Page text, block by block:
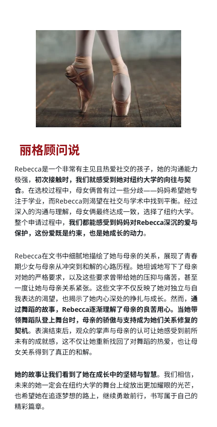
丽格顾问说
Rebecca是一个非常有主见且热爱社交的孩子，她的沟通能力
极强， 初次接触时，我们就感受到她对纽约大学的向往与契
合。在选校过程中，母女俩曾有过一些分歧——妈妈希望她专
注于学业，而Rebecca则渴望在社交与学术中找到平衡。经过
深入的沟通与理解，母女俩最终达成一致，选择了纽约大学。
整个申请过程中， 我们都能感受到妈妈对Rebecca深沉的爱与
保护，这份爱既是约束，也是她成长的动力。
Rebecca在文书中细腻地描绘了她与母亲的关系，展现了青春
期少女与母亲从冲突到和解的心路历程。她坦诚地写下了母亲
对她的严格要求，以及这些要求曾带给她的压抑与痛苦，甚至
一度让她与母亲关系紧张。这些文字不仅反映了她对独立与自
我表达的渴望，也揭示了她内心深处的挣扎与成长。然而， 通
过舞蹈的故事，Rebecca逐渐理解了母亲的良苦用心。当她带
领舞蹈队登上舞台时，母亲的骄傲与支持成为她们关系修复的
契机。表演结束后，观众的掌声与母亲的认可让她感受到前所
未有的成就感，这不仅让她重新找回了对舞蹈的热爱，也让母
女关系得到了真正的和解。
她的故事让我们看到了她在成长中的坚韧与智慧。我们相信，
未来的她一定会在纽约大学的舞台上绽放出更加耀眼的光芒，
也希望她在追逐梦想的路上，继续勇敢前行，书写属于自己的
精彩篇章。